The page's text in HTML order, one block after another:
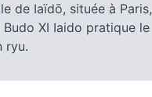
de Iaïdō, située à Paris,
XI Iaido pratique le
ryu.